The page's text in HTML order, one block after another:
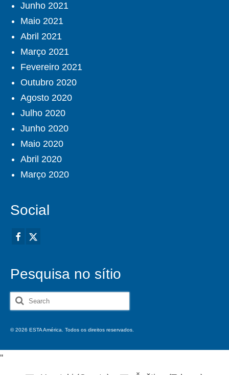
Junho 2021
Maio 2021
Abril 2021
Março 2021
Fevereiro 2021
Outubro 2020
Agosto 2020
Julho 2020
Junho 2020
Maio 2020
Abril 2020
Março 2020
Social
Pesquisa no sítio
Search
for:
© 2026 ESTA América. Todos os direitos reservados.
''